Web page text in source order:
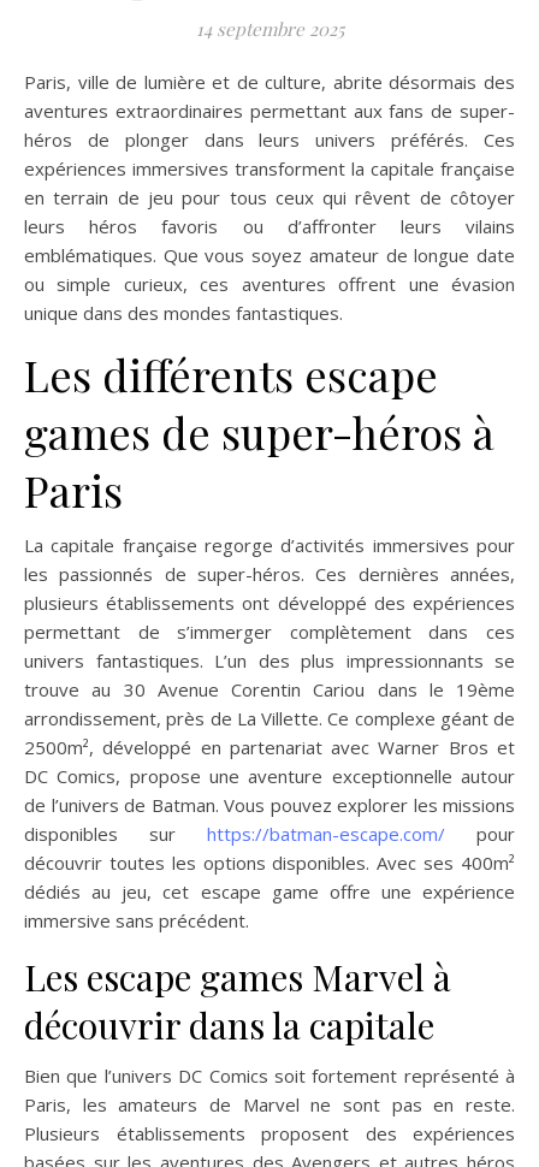
14 septembre 2025
Paris, ville de lumière et de culture, abrite désormais des
aventures extraordinaires permettant aux fans de super-
héros de plonger dans leurs univers préférés. Ces
expériences immersives transforment la capitale française
en terrain de jeu pour tous ceux qui rêvent de côtoyer
leurs héros favoris ou d’affronter leurs vilains
emblématiques. Que vous soyez amateur de longue date
ou simple curieux, ces aventures offrent une évasion
unique dans des mondes fantastiques.
Les différents escape
games de super-héros à
Paris
La capitale française regorge d’activités immersives pour
les passionnés de super-héros. Ces dernières années,
plusieurs établissements ont développé des expériences
permettant de s’immerger complètement dans ces
univers fantastiques. L’un des plus impressionnants se
trouve au 30 Avenue Corentin Cariou dans le 19ème
arrondissement, près de La Villette. Ce complexe géant de
2500m², développé en partenariat avec Warner Bros et
DC Comics, propose une aventure exceptionnelle autour
de l’univers de Batman. Vous pouvez explorer les missions
disponibles sur https://batman-escape.com/ pour
découvrir toutes les options disponibles. Avec ses 400m²
dédiés au jeu, cet escape game offre une expérience
immersive sans précédent.
Les escape games Marvel à
découvrir dans la capitale
Bien que l’univers DC Comics soit fortement représenté à
Paris, les amateurs de Marvel ne sont pas en reste.
Plusieurs établissements proposent des expériences